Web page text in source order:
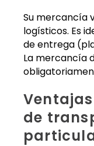
Su mercancía
logísticos. Es
de entrega
La mercancía
de